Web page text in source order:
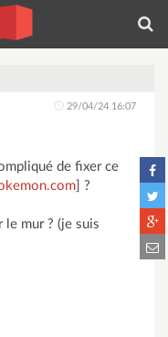
29/04/24 16:07
de fixer ce
] ?
mur ? (je suis